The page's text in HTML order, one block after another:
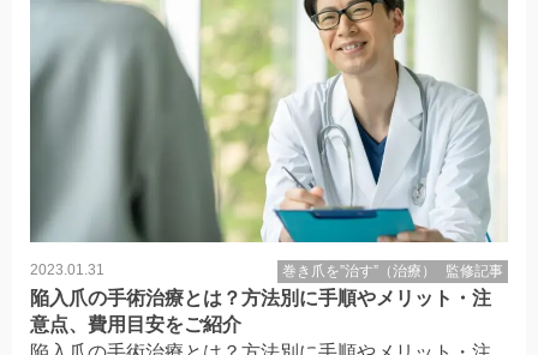
2023.01.31 巻き爪を”治す”（治療） 監修記事
陥入爪の手術治療とは？方法別に手順やメリット・注
意点、費用目安をご紹介